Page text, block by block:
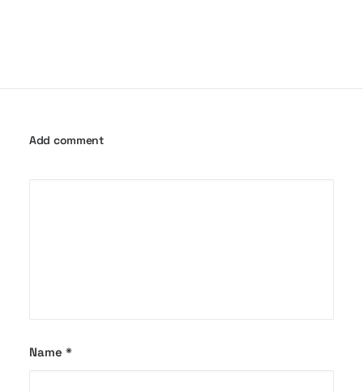
Add comment
Name *